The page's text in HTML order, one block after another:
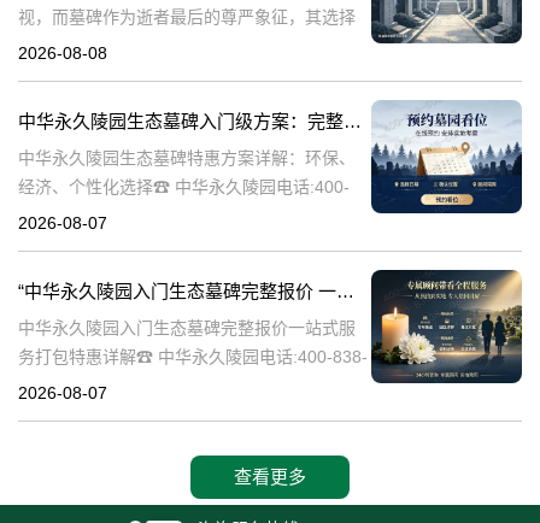
视，而墓碑作为逝者最后的尊严象征，其选择
与设计也变得尤为重要。中华永久陵园作为中
和
2026-08-08
中华永久陵园生态墓碑入门级方案：完整报价与一站式服务打包特惠解析
中华永久陵园生态墓碑特惠方案详解：环保、
经济、个性化选择☎ 中华永久陵园电话:400-
838-5063随着人们对身后事的关注度提升，选
2026-08-07
“中华永久陵园入门生态墓碑完整报价 一站式服务打包特惠详解”
中华永久陵园入门生态墓碑完整报价一站式服
务打包特惠详解☎ 中华永久陵园电话:400-838-
5063中华永久陵园作为国内知名的陵园之一，
2026-08-07
查看更多